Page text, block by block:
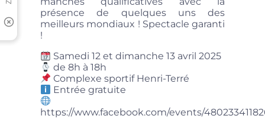
présence de quelques uns des
meilleurs mondiaux ! Spectacle garanti
!
Samedi 12 et dimanche 13 avril 2025
de 8h à 18h
Complexe sportif Henri-Terré
Entrée gratuite
https://www.facebook.com/events/